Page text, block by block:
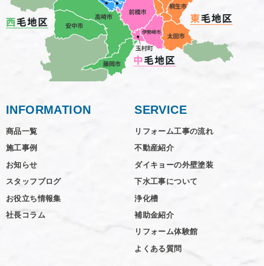
INFORMATION
商品一覧
施工事例
お知らせ
スタッフブログ
お役立ち情報集
社長コラム
SERVICE
リフォーム工事の流れ
不動産紹介
ダイキョーの外壁塗装
下水工事について
浄化槽
補助金紹介
リフォーム体験館
よくある質問